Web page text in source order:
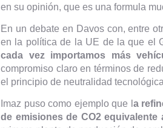
en su opinión, que es una formula
En un debate en Davos con, entre
en la política de la UE de la que el
cada vez importamos más
compromiso claro en términos de
el principio de neutralidad
Imaz puso como ejemplo que l a
de emisiones de CO2 equivalente